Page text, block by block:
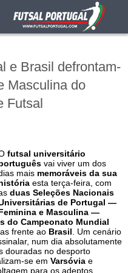
e Brasil defrontam-
Masculina do
Futsal
futsal universitário
vai viver um dos
mais memoráveis da sua
esta terça-feira, com
duas Seleções Nacionais
de Portugal —
e Masculina —
do Campeonato Mundial
frente ao Brasil . Um cenário
num dia absolutamente
douradas no desporto
se em Varsóvia e
para os adeptos